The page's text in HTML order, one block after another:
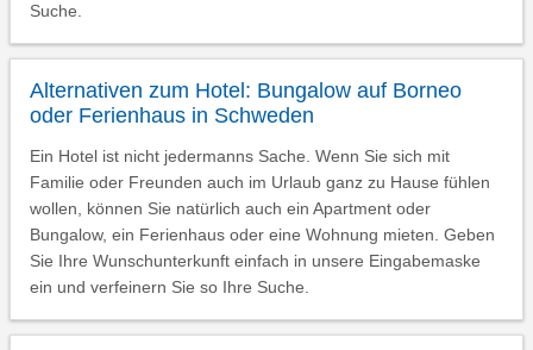
Suche.
Alternativen zum Hotel: Bungalow auf Borneo
oder Ferienhaus in Schweden
Ein Hotel ist nicht jedermanns Sache. Wenn Sie sich mit
Familie oder Freunden auch im Urlaub ganz zu Hause fühlen
wollen, können Sie natürlich auch ein Apartment oder
Bungalow, ein Ferienhaus oder eine Wohnung mieten. Geben
Sie Ihre Wunschunterkunft einfach in unsere Eingabemaske
ein und verfeinern Sie so Ihre Suche.